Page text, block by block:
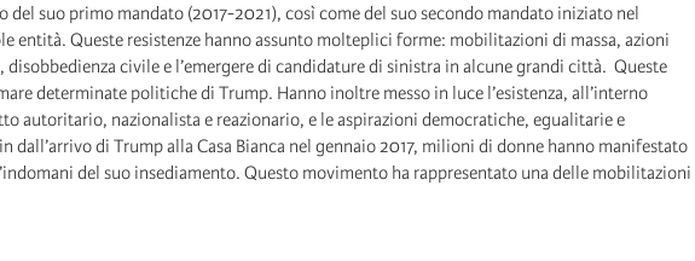
suo primo mandato (2017-2021), così come del suo secondo mandato iniziato nel
entità. Queste resistenze hanno assunto molteplici forme: mobilitazioni di massa, azioni
civile e l’emergere di candidature di sinistra in alcune grandi città. Queste
determinate politiche di Trump. Hanno inoltre messo in luce l’esistenza, all’interno
autoritario, nazionalista e reazionario, e le aspirazioni democratiche, egualitarie e
di Trump alla Casa Bianca nel gennaio 2017, milioni di donne hanno manifestato
del suo insediamento. Questo movimento ha rappresentato una delle mobilitazioni